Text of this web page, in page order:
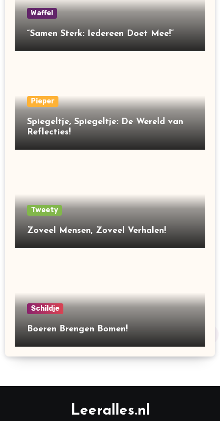
Waffel
“Samen Sterk: Iedereen Doet Mee!”
Pieper
Spiegeltje, Spiegeltje: De Wereld van
Reflecties!
Tweety
Zoveel Mensen, Zoveel Verhalen!
Schildje
Boeren Brengen Bomen!
Leeralles.nl